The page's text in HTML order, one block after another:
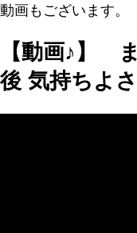
動画もございます。
【動画♪】
後 気持ちよ